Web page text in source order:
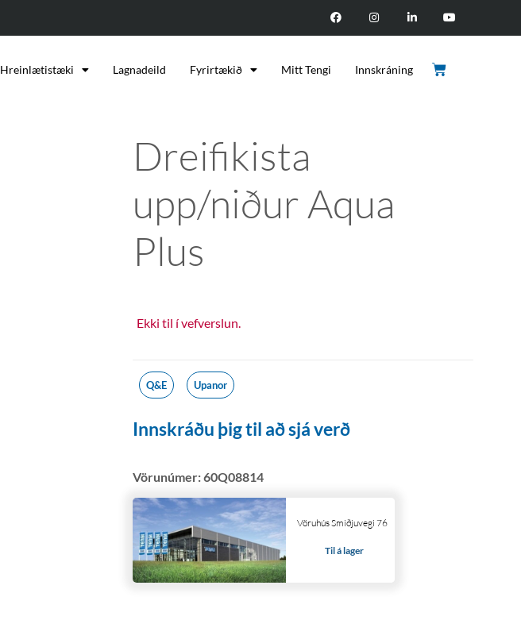
Hreinlætistæki Lagnadeild Fyrirtækið Mitt Tengi Innskráning
Dreifikista
upp/niður Aqua
Plus
Ekki til í vefverslun.
Q&E Upanor
Innskráðu þig til að sjá verð
Vörunúmer:60Q08814
Vöruhús Smiðjuvegi 76
Til á lager